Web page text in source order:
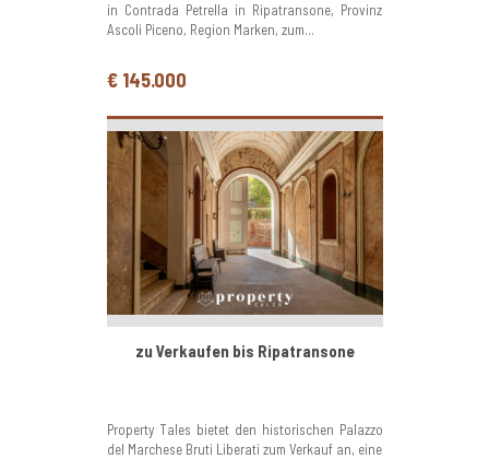
in Contrada Petrella in Ripatransone, Provinz
Ascoli Piceno, Region Marken, zum...
€ 145.000
zu Verkaufen bis Ripatransone
Property Tales bietet den historischen Palazzo
del Marchese Bruti Liberati zum Verkauf an, eine